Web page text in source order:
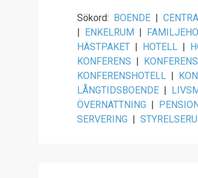
Sökord: BOENDE |
| ENKELRUM |
HÄSTPAKET | HOTELL |
KONFERENS |
KONFERENSHOTELL |
LÅNGTIDSBOENDE |
ÖVERNATTNING |
SERVERING |